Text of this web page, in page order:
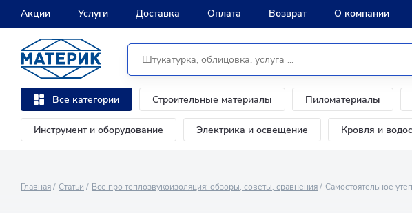
Акции Услуги Доставка Оплата Возврат О компании
Все категории Строительные материалы Пиломатериалы
Инструмент и оборудование Электрика и освещение Кровля и
Главная Статьи Все про теплозвукоизоляция: обзоры, советы, сравнения Самостоятельное